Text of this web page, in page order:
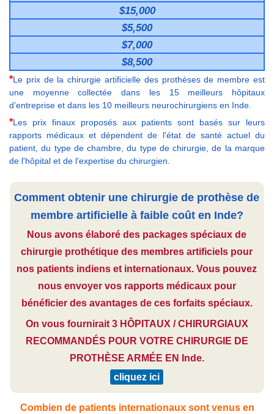
$15,000
$5,500
$7,000
$8,500
*Le prix de la chirurgie artificielle des prothèses de membre est
une moyenne collectée dans les 15 meilleurs hôpitaux
d’entreprise et dans les 10 meilleurs neurochirurgiens en Inde.
*Les prix finaux proposés aux patients sont basés sur leurs
rapports médicaux et dépendent de l'état de santé actuel du
patient, du type de chambre, du type de chirurgie, de la marque
de l'hôpital et de l'expertise du chirurgien.
Comment obtenir une chirurgie de prothèse de
membre artificielle à faible coût en Inde?
Nous avons élaboré des packages spéciaux de
chirurgie prothétique des membres artificiels pour
nos patients indiens et internationaux. Vous pouvez
nous envoyer vos rapports médicaux pour
bénéficier des avantages de ces forfaits spéciaux.
On vous fournirait 3 HÔPITAUX / CHIRURGIAUX
RECOMMANDÉS POUR VOTRE CHIRURGIE DE
PROTHÈSE ARMÉE EN Inde.
cliquez ici
Combien de patients internationaux sont venus en